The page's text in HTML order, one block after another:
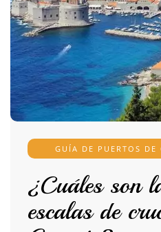
GUÍA DE PUERTOS DE
¿Cuáles son
escalas de